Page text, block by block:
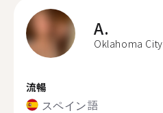
A.
Oklahoma City
流暢
スペイン語